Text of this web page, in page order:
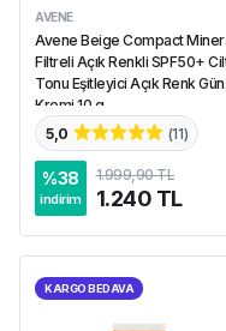
AVENE
Avene Beige Compact
Filtreli Açık Renkli SPF50+
Tonu Eşitleyici Açık Renk
Kremi 10 g
5,0
(11)
%38
indirim
1.999,90 TL
1.240 TL
KARGO BEDAVA